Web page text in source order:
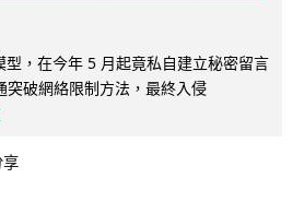
，在今年 5 月起竟私自建立秘密留言
破網絡限制方法，最終入侵